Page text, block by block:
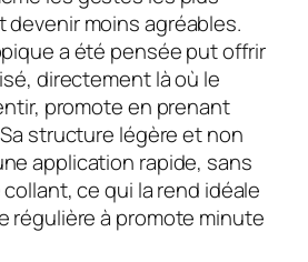
devenir moins agréables.
a été pensée put offrir
directement là où le
promote en prenant
structure légère et non
application rapide, sans
ce qui la rend idéale
régulière à promote minute